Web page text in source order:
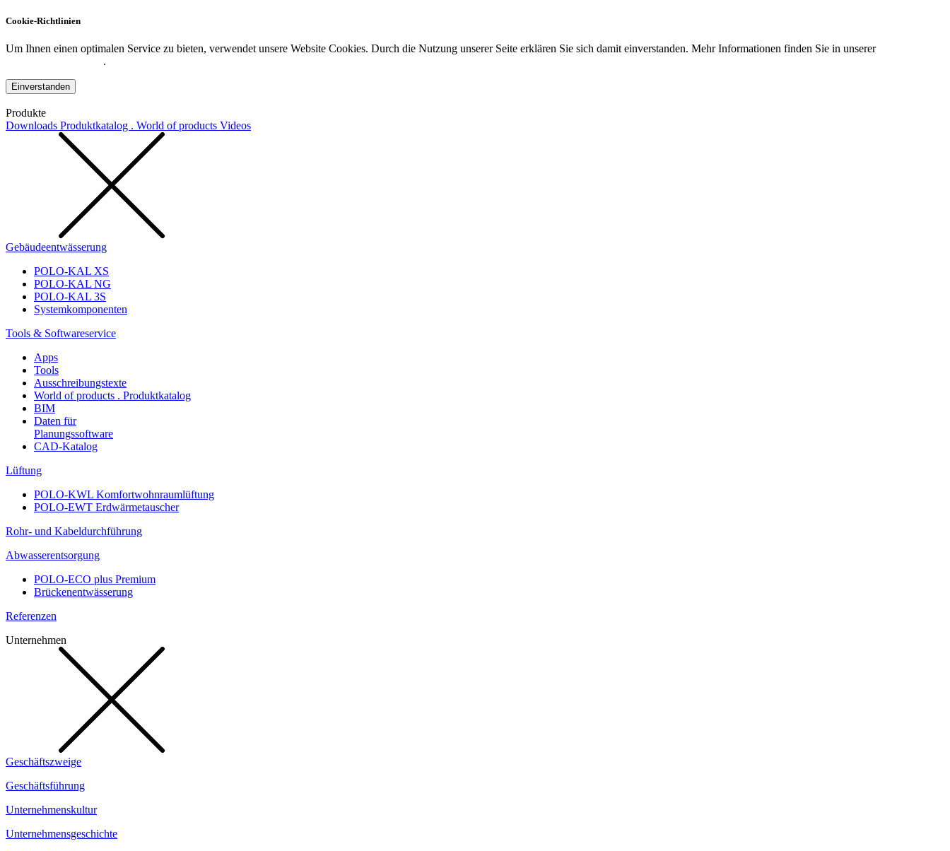
Cookie-Richtlinien
Um Ihnen einen optimalen Service zu bieten, verwendet unsere Website Cookies. Durch die Nutzung unserer Seite erklären Sie sich damit einverstanden. Mehr Informationen finden Sie in unserer
.
Einverstanden
Produkte
Downloads Produktkatalog . World of products Videos
Gebäudeentwässerung
POLO-KAL XS
POLO-KAL NG
POLO-KAL 3S
Systemkomponenten
Tools & Softwareservice
Apps
Tools
Ausschreibungstexte
World of products . Produktkatalog
BIM
Daten für
Planungssoftware
CAD-Katalog
Lüftung
POLO-KWL Komfortwohnraumlüftung
POLO-EWT Erdwärmetauscher
Rohr- und Kabeldurchführung
Abwasserentsorgung
POLO-ECO plus Premium
Brückenentwässerung
Referenzen
Unternehmen
Geschäftszweige
Geschäftsführung
Unternehmenskultur
Unternehmensgeschichte